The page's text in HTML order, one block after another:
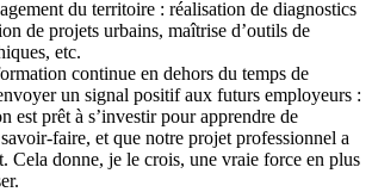
du territoire : réalisation de diagnostics
de projets urbains, maîtrise d’outils de
etc.
continue en dehors du temps de
un signal positif aux futurs employeurs :
est prêt à s’investir pour apprendre de
faire, et que notre projet professionnel a
Cela donne, je le crois, une vraie force en plus